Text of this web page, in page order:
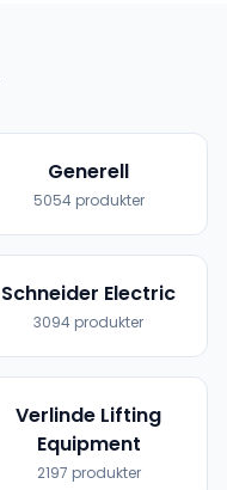
Generell
5054produkter
Schneider Electric
3094 produkter
Verlinde Lifting
Equipment
2197 produkter